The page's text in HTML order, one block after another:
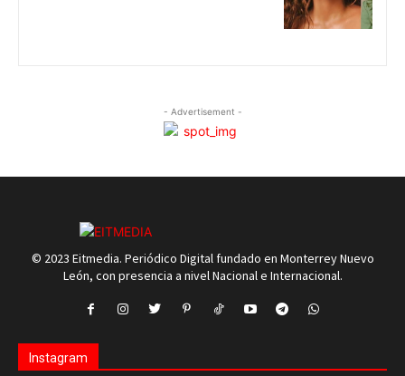
- Advertisement -
© 2023 Eitmedia. Periódico Digital fundado en Monterrey Nuevo
León, con presencia a nivel Nacional e Internacional.
Instagram